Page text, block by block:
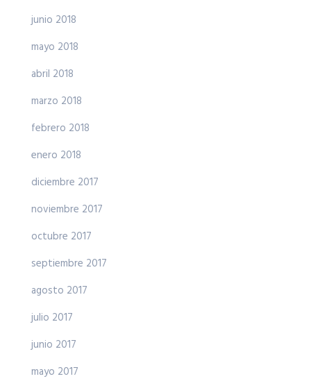
junio 2018
mayo 2018
abril 2018
marzo 2018
febrero 2018
enero 2018
diciembre 2017
noviembre 2017
octubre 2017
septiembre 2017
agosto 2017
julio 2017
junio 2017
mayo 2017